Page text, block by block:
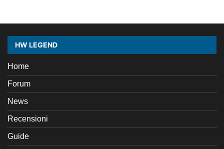
HW LEGEND
Home
Forum
News
Recensioni
Guide